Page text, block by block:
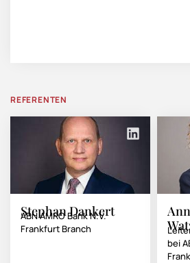
REFERENTEN
Stephan Dankert
ABN AMRO Bank N.V.
Frankfurt Branch
bei